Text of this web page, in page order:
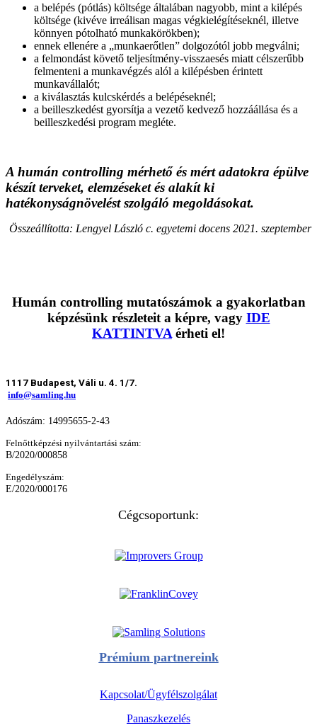
a belépés (pótlás) költsége általában nagyobb, mint a kilépés
költsége (kivéve irreálisan magas végkielégítéseknél, illetve
könnyen pótolható munkakörökben);
ennek ellenére a „munkaerőtlen” dolgozótól jobb megválni;
a felmondást követő teljesítmény-visszaesés miatt célszerűbb
felmenteni a munkavégzés alól a kilépésben érintett
munkavállalót;
a kiválasztás kulcskérdés a belépéseknél;
a beilleszkedést gyorsítja a vezető kedvező hozzáállása és a
beilleszkedési program megléte.
A humán controlling mérhető és mért adatokra épülve
készít terveket, elemzéseket és alakít ki
hatékonyságnövelést szolgáló megoldásokat.
Összeállította: Lengyel László c. egyetemi docens 2021. szeptember
Humán controlling mutatószámok a gyakorlatban
képzésünk részleteit a képre, vagy IDE
KATTINTVA érheti el!
1117 Budapest, Váli u. 4. 1/7.
info@samling.hu
Adószám: 14995655-2-43
Felnőttképzési nyilvántartási szám:
B/2020/000858
Engedélyszám:
E/2020/000176
Cégcsoportunk:
Prémium partnereink
Kapcsolat/Ügyfélszolgálat
Panaszkezelés